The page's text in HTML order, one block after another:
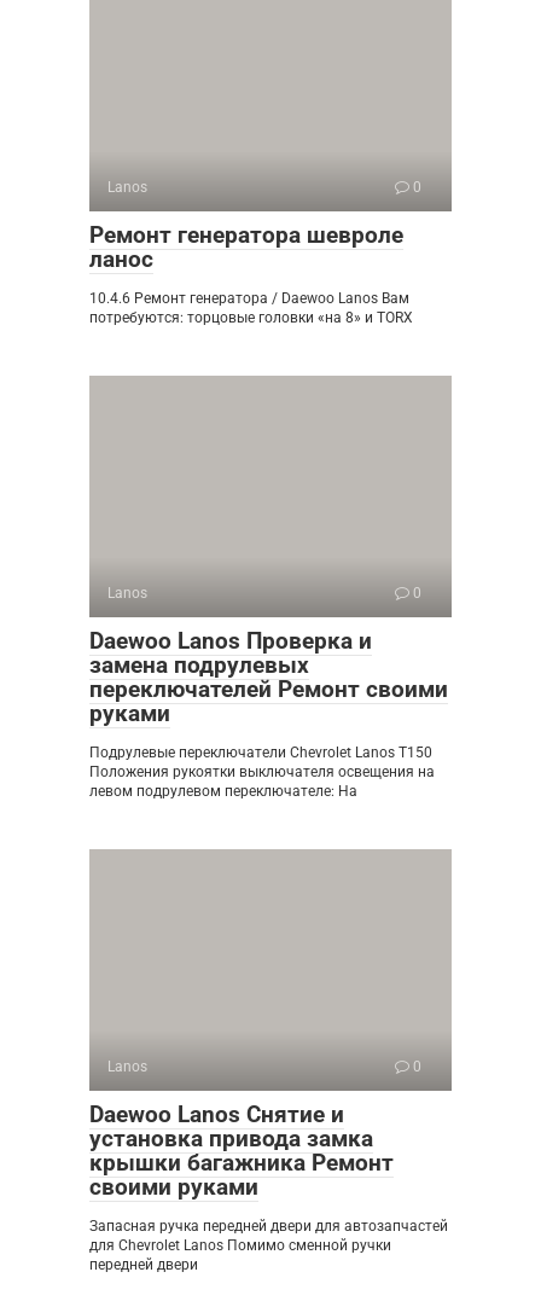
Lanos 0
Ремонт генератора шевроле
ланос
10.4.6 Ремонт генератора / Daewoo Lanos Вам
потребуются: торцовые головки «на 8» и TORX
Lanos 0
Daewoo Lanos Проверка и
замена подрулевых
переключателей Ремонт своими
руками
Подрулевые переключатели Chevrolet Lanos T150
Положения рукоятки выключателя освещения на
левом подрулевом переключателе: На
Lanos 0
Daewoo Lanos Снятие и
установка привода замка
крышки багажника Ремонт
своими руками
Запасная ручка передней двери для автозапчастей
для Chevrolet Lanos Помимо сменной ручки
передней двери